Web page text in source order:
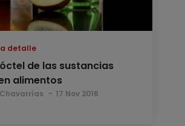
detalle
de las sustancias
alimentos
17 Nov 2016